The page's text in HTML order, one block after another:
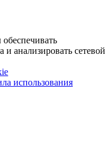
анализировать сетевой
использования